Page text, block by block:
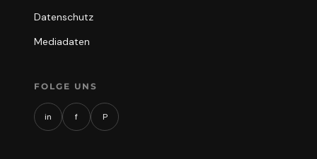
Datenschutz
Mediadaten
FOLGE UNS
in f P